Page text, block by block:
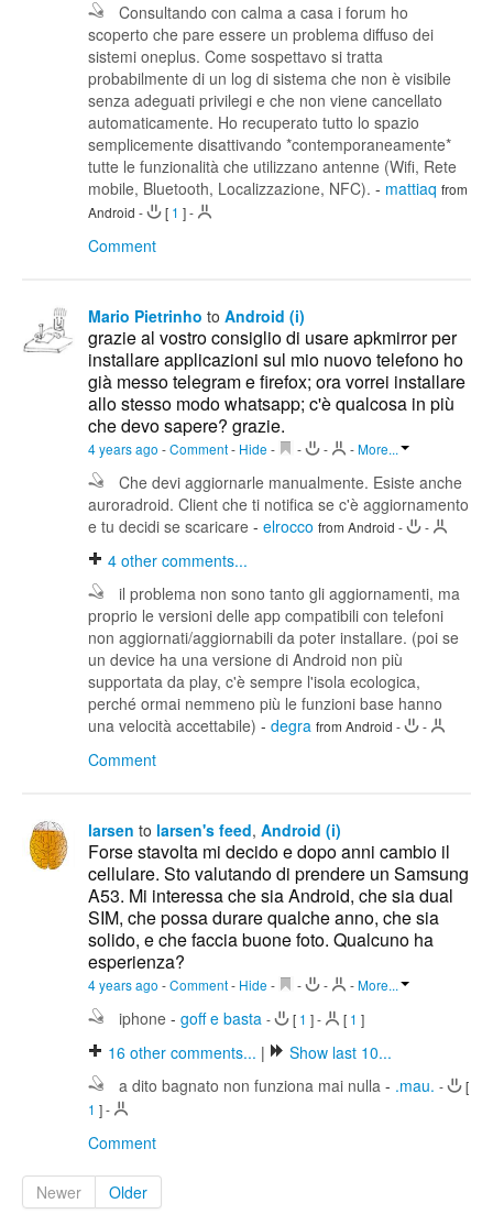
Consultando con calma a casa i forum ho
scoperto che pare essere un problema diffuso dei
sistemi oneplus. Come sospettavo si tratta
probabilmente di un log di sistema che non è visibile
senza adeguati privilegi e che non viene cancellato
automaticamente. Ho recuperato tutto lo spazio
semplicemente disattivando *contemporaneamente*
tutte le funzionalità che utilizzano antenne (Wifi, Rete
mobile, Bluetooth, Localizzazione, NFC). - mattiaq from
Android - [ 1 ]-
Comment
Mario Pietrinho to Android (i)
grazie al vostro consiglio di usare apkmirror per
installare applicazioni sul mio nuovo telefono ho
già messo telegram e firefox; ora vorrei installare
allo stesso modo whatsapp; c'è qualcosa in più
che devo sapere? grazie.
4 years ago -Comment- Hide - - - -More...
Che devi aggiornarle manualmente. Esiste anche
auroradroid. Client che ti notifica se c'è aggiornamento
e tu decidi se scaricare - elrocco from Android - -
4 other comments...
il problema non sono tanto gli aggiornamenti, ma
proprio le versioni delle app compatibili con telefoni
non aggiornati/aggiornabili da poter installare. (poi se
un device ha una versione di Android non più
supportata da play, c'è sempre l'isola ecologica,
perché ormai nemmeno più le funzioni base hanno
una velocità accettabile) - degra from Android - -
Comment
larsen to larsen's feed, Android (i)
Forse stavolta mi decido e dopo anni cambio il
cellulare. Sto valutando di prendere un Samsung
A53. Mi interessa che sia Android, che sia dual
SIM, che possa durare qualche anno, che sia
solido, e che faccia buone foto. Qualcuno ha
esperienza?
4 years ago -Comment- Hide - - - -More...
iphone - goff e basta - [ 1 ]- [ 1 ]
16 other comments... |
Show last 10...
a dito bagnato non funziona mai nulla - .mau. -
[
1 ]-
Comment
Newer Older